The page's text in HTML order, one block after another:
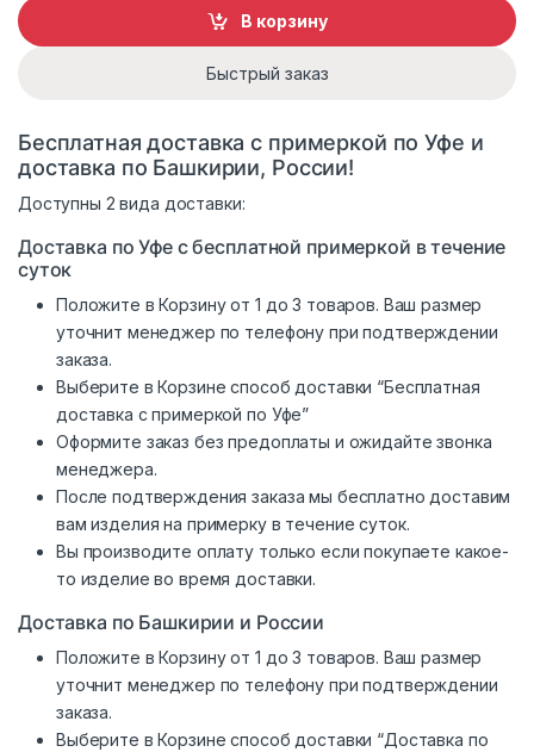
В корзину
Быстрый заказ
Бесплатная доставка с примеркой по Уфе и
доставка по Башкирии, России!
Доступны 2 вида доставки:
Доставка по Уфе с бесплатной примеркой в течение
суток
Положите в Корзину от 1 до 3 товаров. Ваш размер
уточнит менеджер по телефону при подтверждении
заказа.
Выберите в Корзине способ доставки “Бесплатная
доставка с примеркой по Уфе”
Оформите заказ без предоплаты и ожидайте звонка
менеджера.
После подтверждения заказа мы бесплатно доставим
вам изделия на примерку в течение суток.
Вы производите оплату только если покупаете какое-
то изделие во время доставки.
Доставка по Башкирии и России
Положите в Корзину от 1 до 3 товаров. Ваш размер
уточнит менеджер по телефону при подтверждении
заказа.
Выберите в Корзине способ доставки “Доставка по